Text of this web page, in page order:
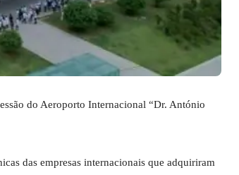
do Aeroporto Internacional “Dr. António
das empresas internacionais que adquiriram